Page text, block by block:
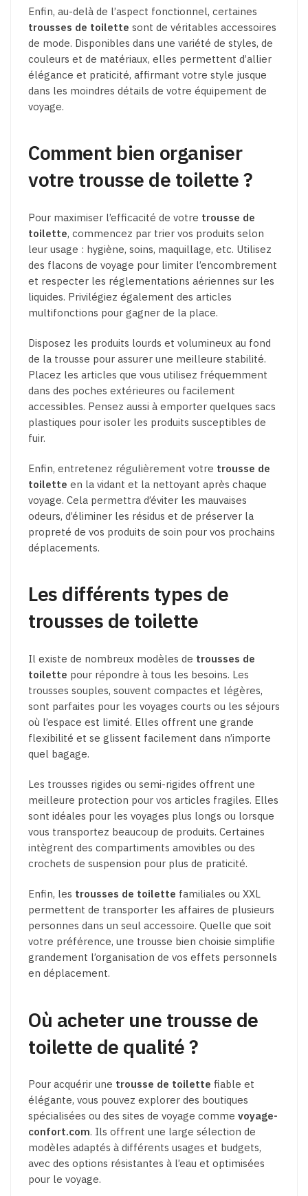
Enfin, au-delà de l’aspect fonctionnel, certaines
trousses de toilette sont de véritables accessoires
de mode. Disponibles dans une variété de styles, de
couleurs et de matériaux, elles permettent d’allier
élégance et praticité, affirmant votre style jusque
dans les moindres détails de votre équipement de
voyage.
Comment bien organiser
votre trousse de toilette ?
Pour maximiser l’efficacité de votre trousse de
toilette, commencez par trier vos produits selon
leur usage : hygiène, soins, maquillage, etc. Utilisez
des flacons de voyage pour limiter l’encombrement
et respecter les réglementations aériennes sur les
liquides. Privilégiez également des articles
multifonctions pour gagner de la place.
Disposez les produits lourds et volumineux au fond
de la trousse pour assurer une meilleure stabilité.
Placez les articles que vous utilisez fréquemment
dans des poches extérieures ou facilement
accessibles. Pensez aussi à emporter quelques sacs
plastiques pour isoler les produits susceptibles de
fuir.
Enfin, entretenez régulièrement votre trousse de
toilette en la vidant et la nettoyant après chaque
voyage. Cela permettra d’éviter les mauvaises
odeurs, d’éliminer les résidus et de préserver la
propreté de vos produits de soin pour vos prochains
déplacements.
Les différents types de
trousses de toilette
Il existe de nombreux modèles de trousses de
toilette pour répondre à tous les besoins. Les
trousses souples, souvent compactes et légères,
sont parfaites pour les voyages courts ou les séjours
où l’espace est limité. Elles offrent une grande
flexibilité et se glissent facilement dans n’importe
quel bagage.
Les trousses rigides ou semi-rigides offrent une
meilleure protection pour vos articles fragiles. Elles
sont idéales pour les voyages plus longs ou lorsque
vous transportez beaucoup de produits. Certaines
intègrent des compartiments amovibles ou des
crochets de suspension pour plus de praticité.
Enfin, les trousses de toilette familiales ou XXL
permettent de transporter les affaires de plusieurs
personnes dans un seul accessoire. Quelle que soit
votre préférence, une trousse bien choisie simplifie
grandement l’organisation de vos effets personnels
en déplacement.
Où acheter une trousse de
toilette de qualité ?
Pour acquérir une trousse de toilette fiable et
élégante, vous pouvez explorer des boutiques
spécialisées ou des sites de voyage comme voyage-
confort.com. Ils offrent une large sélection de
modèles adaptés à différents usages et budgets,
avec des options résistantes à l’eau et optimisées
pour le voyage.